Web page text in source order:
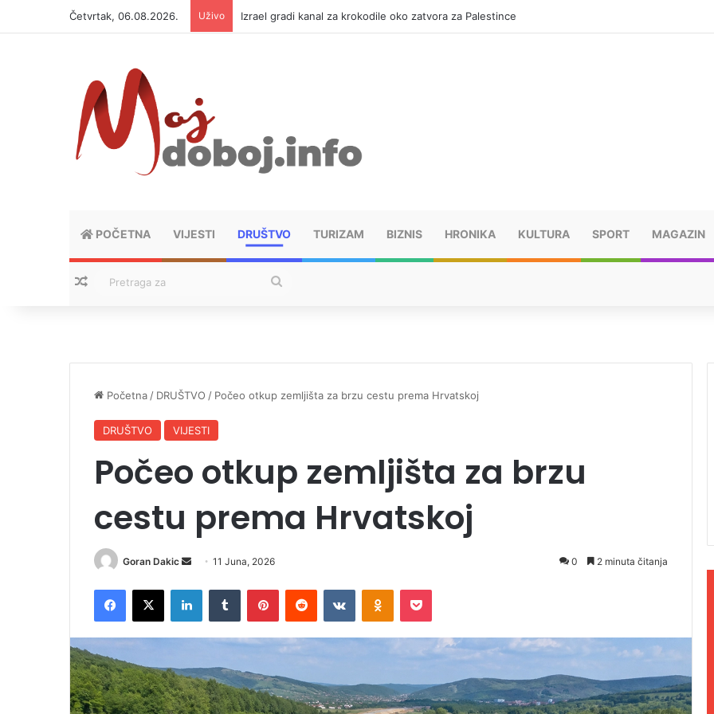
Četvrtak, 06.08.2026. Uživo Izrael gradi kanal za krokodile oko zatvora za Palestince
POČETNA VIJESTI DRUŠTVO TURIZAM BIZNIS HRONIKA KULTURA SPORT MAGAZIN
Nasumični tekstovi
Početna / DRUŠTVO / Počeo otkup zemljišta za brzu cestu prema Hrvatskoj
DRUŠTVO VIJESTI
Počeo otkup zemljišta za brzu
cestu prema Hrvatskoj
Goran Dakic
d
a
e
m
11 Juna, 2026 0 2 minuta čitanja